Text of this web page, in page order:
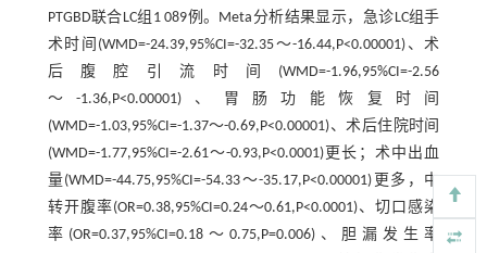
PTGBD联合LC组1 089例。Meta分析结果显示，急诊LC组手
术时间(WMD=-24.39,95%CI=-32.35～-16.44,P<0.00001)、术
后腹腔引流时间(WMD=-1.96,95%CI=-2.56
～-1.36,P<0.00001)、胃肠功能恢复时间
(WMD=-1.03,95%CI=-1.37～-0.69,P<0.00001)、术后住院时间
(WMD=-1.77,95%CI=-2.61～-0.93,P<0.0001)更长；术中出血
量(WMD=-44.75,95%CI=-54.33～-35.17,P<0.00001)更多，中
转开腹率(OR=0.38,95%CI=0.24～0.61,P<0.0001)、切口感染
率(OR=0.37,95%CI=0.18～0.75,P=0.006)、胆漏发生率